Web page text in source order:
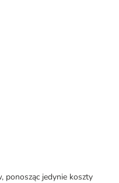
ponosząc jedynie koszty